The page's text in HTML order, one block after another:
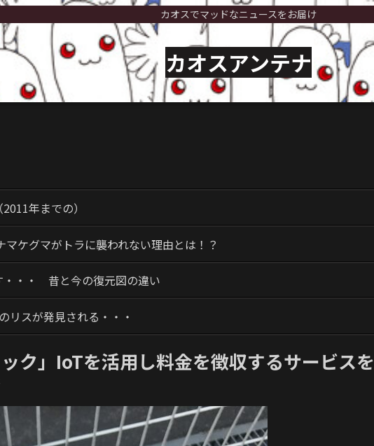
カオスでマッドなニュースをお届け
カオスアンテナ
年までの）
ケグマがトラに襲われない理由とは！？
・・・ 昔と今の復元図の違い
リスが発見される・・・
ク」IoTを活用し料金を徴収するサービスを